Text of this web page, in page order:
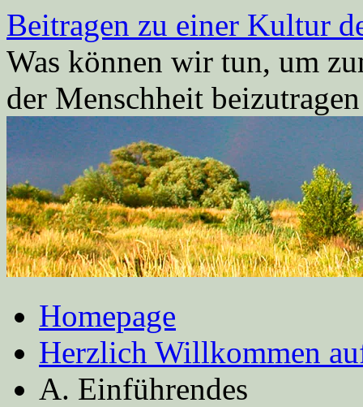
Zum
Inhalt
springen
Beitragen zu einer Kultur
Was können wir tun, um
der Menschheit
Homepage
Herzlich Willkommen
A. Einführendes